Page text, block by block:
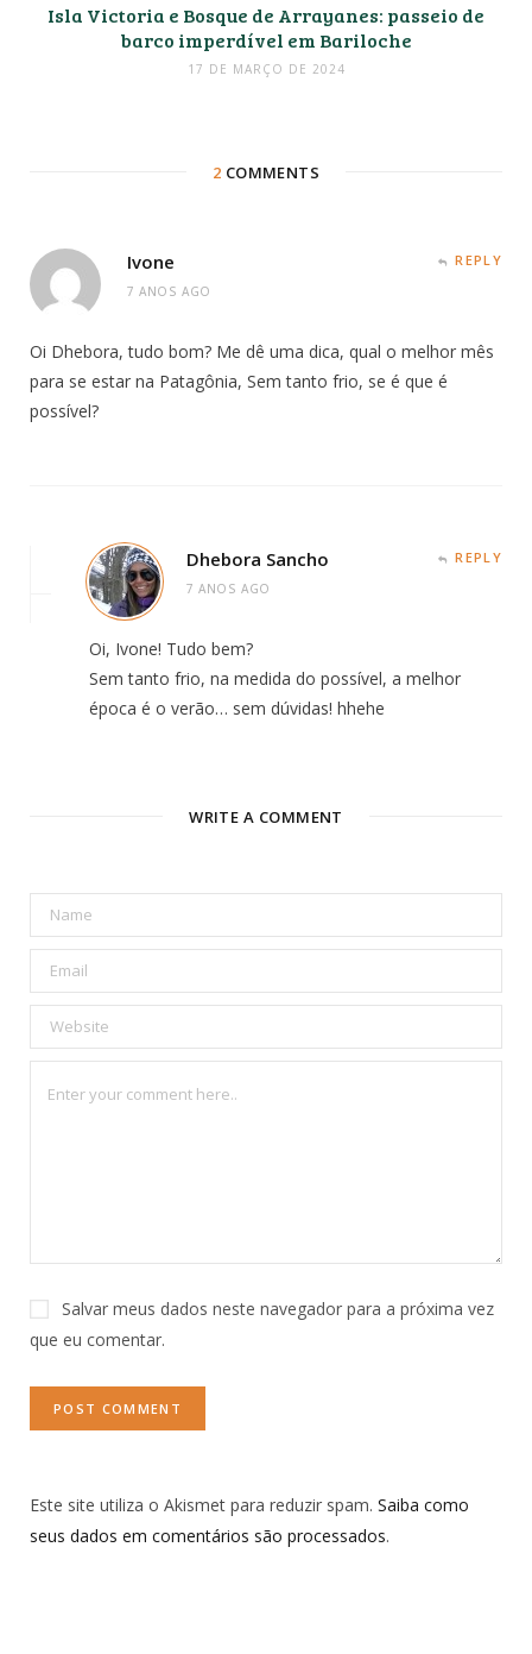
Isla Victoria e Bosque de Arrayanes: passeio de
barco imperdível em Bariloche
17 DE MARÇO DE 2024
2 COMMENTS
Ivone
7 ANOS AGO
REPLY
Oi Dhebora, tudo bom? Me dê uma dica, qual o melhor mês
para se estar na Patagônia, Sem tanto frio, se é que é
possível?
Dhebora Sancho
7 ANOS AGO
REPLY
Oi, Ivone! Tudo bem?
Sem tanto frio, na medida do possível, a melhor
época é o verão… sem dúvidas! hhehe
WRITE A COMMENT
Salvar meus dados neste navegador para a próxima vez
que eu comentar.
Este site utiliza o Akismet para reduzir spam. Saiba como
seus dados em comentários são processados.